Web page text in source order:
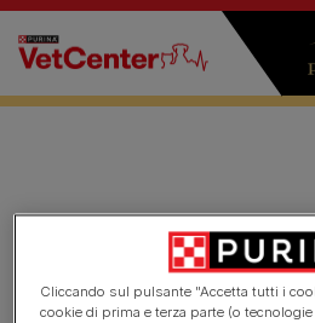
Salta al contenuto principale
Cliccando sul pulsante "Accetta tutti i
cookie di prima e terza parte (o